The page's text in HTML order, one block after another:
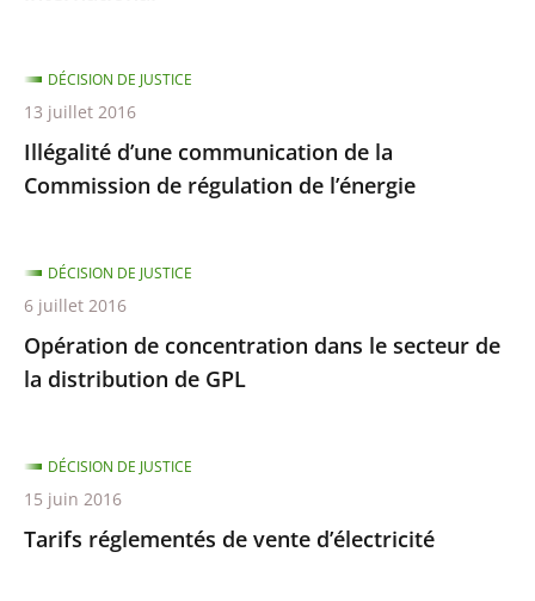
Illégalité d’une communication de la
Commission de régulation de l’énergie
DÉCISION DE JUSTICE
13 juillet 2016
Opération de concentration dans le secteur de
la distribution de GPL
DÉCISION DE JUSTICE
6 juillet 2016
Tarifs réglementés de vente d’électricité
DÉCISION DE JUSTICE
15 juin 2016